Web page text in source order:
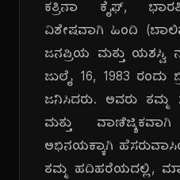
ಕತ್ರಿನಾ ಕೈಫ್,
ವಿಶೇಷವಾಗಿ ಹಿಂದಿ
ಜನಪ್ರಿಯ ಮತ್ತು ಯಶಸ್ವಿ
ಜುಲೈ 16, 1983
ಜನಿಸಿದರು. ಅವರು
ಮತ್ತು
ಅಭಿನಯಕ್ಕಾಗಿ
ತಮ್ಮ ಹದಿಹರೆಯದಲ್ಲಿ,